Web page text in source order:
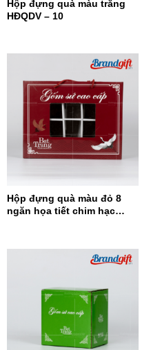
Hộp đựng quà màu trắng
HĐQDV – 10
Hộp đựng quà màu đỏ 8
ngăn họa tiết chim hạc